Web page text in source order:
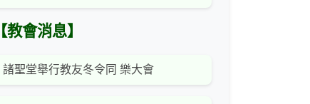
【教會消息】
諸聖堂舉行教友冬令同 樂大會